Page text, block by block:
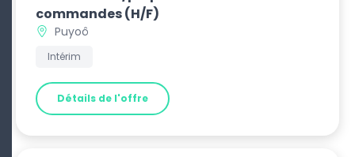
commandes(H/F)
Puyoô
Intérim
Détails de l'offre